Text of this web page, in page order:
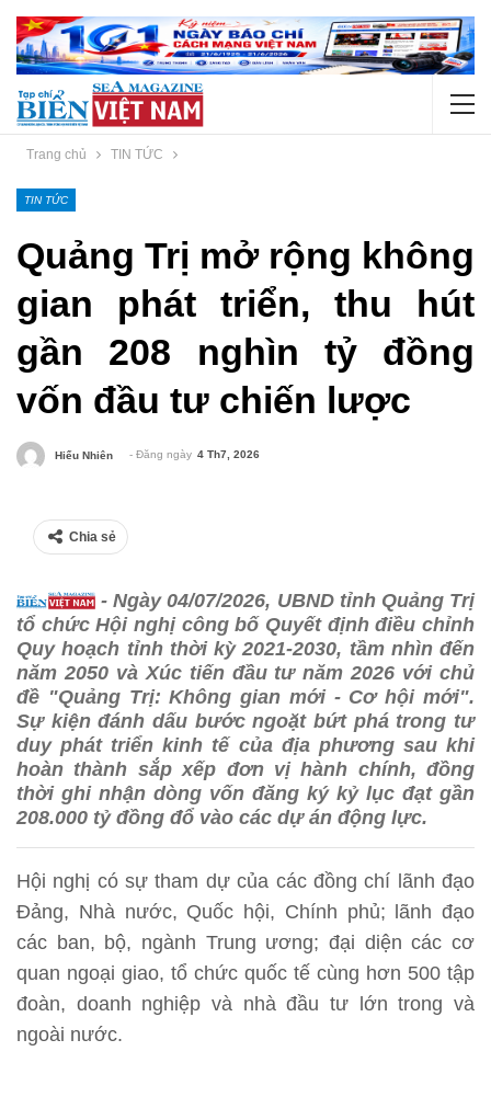
Trang chủ TIN TỨC
TIN TỨC
Quảng Trị mở rộng không
gian phát triển, thu hút
gần 208 nghìn tỷ đồng
vốn đầu tư chiến lược
Hiếu Nhiên - Đăng ngày 4 Th7, 2026
Chia sẻ
- Ngày 04/07/2026, UBND tỉnh Quảng Trị
tổ chức Hội nghị công bố Quyết định điều chỉnh
Quy hoạch tỉnh thời kỳ 2021-2030, tầm nhìn đến
năm 2050 và Xúc tiến đầu tư năm 2026 với chủ
đề "Quảng Trị: Không gian mới - Cơ hội mới".
Sự kiện đánh dấu bước ngoặt bứt phá trong tư
duy phát triển kinh tế của địa phương sau khi
hoàn thành sắp xếp đơn vị hành chính, đồng
thời ghi nhận dòng vốn đăng ký kỷ lục đạt gần
208.000 tỷ đồng đổ vào các dự án động lực.
Hội nghị có sự tham dự của các đồng chí lãnh đạo
Đảng, Nhà nước, Quốc hội, Chính phủ; lãnh đạo
các ban, bộ, ngành Trung ương; đại diện các cơ
quan ngoại giao, tổ chức quốc tế cùng hơn 500 tập
đoàn, doanh nghiệp và nhà đầu tư lớn trong và
ngoài nước.